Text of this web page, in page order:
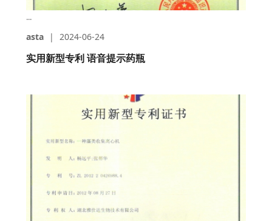
...
asta | 2024-06-24
实用新型专利 语音提示药瓶